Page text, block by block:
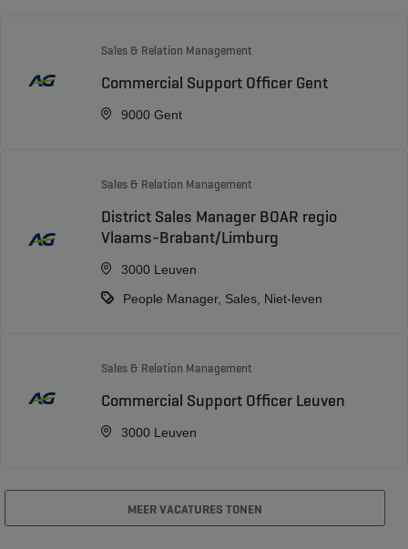
Sales & Relation Management
Commercial Support Officer Gent
9000 Gent
Sales & Relation Management
District Sales Manager BOAR regio
Vlaams-Brabant/Limburg
3000 Leuven
People Manager, Sales, Niet-leven
Sales & Relation Management
Commercial Support Officer Leuven
3000 Leuven
MEER VACATURES TONEN